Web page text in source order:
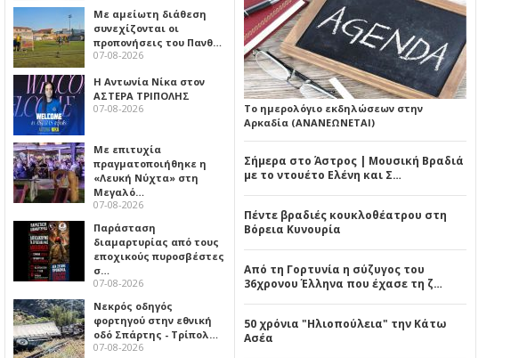
Με αμείωτη διάθεση
συνεχίζονται οι
προπονήσεις του Πανθ…
07-08-2026
Η Αντωνία Νίκα στον
ΑΣΤΕΡΑ ΤΡΙΠΟΛΗΣ
07-08-2026
Με επιτυχία
πραγματοποιήθηκε η
«Λευκή Νύχτα» στη
Μεγαλό…
07-08-2026
Παράσταση
διαμαρτυρίας από τους
εποχικούς πυροσβέστες
σ…
07-08-2026
Νεκρός οδηγός
φορτηγού στην εθνική
οδό Σπάρτης - Τρίπολ…
07-08-2026
Το ημερολόγιο εκδηλώσεων στην
Αρκαδία (ΑΝΑΝΕΩΝΕΤΑΙ)
Σήμερα στο Άστρος | Μουσική Βραδιά
με το ντουέτο Ελένη και Σ…
Πέντε βραδιές κουκλοθέατρου στη
Βόρεια Κυνουρία
Από τη Γορτυνία η σύζυγος του
36χρονου Έλληνα που έχασε τη ζ…
50 χρόνια "Ηλιοπούλεια" την Κάτω
Ασέα